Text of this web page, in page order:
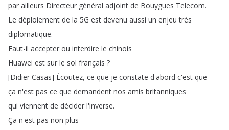
par ailleurs Directeur général adjoint de Bouygues Telecom.
Le déploiement de la 5G est devenu aussi un enjeu très
diplomatique.
Faut-il accepter ou interdire le chinois
Huawei est sur le sol français ?
[Didier Casas] Écoutez, ce que je constate d'abord c'est que
ça n'est pas ce que demandent nos amis britanniques
qui viennent de décider l'inverse.
Ça n'est pas non plus